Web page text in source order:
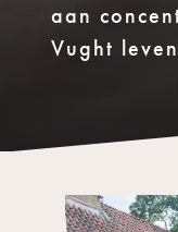
aan
Vught